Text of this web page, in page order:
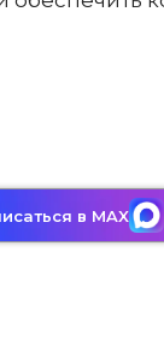
в MAX